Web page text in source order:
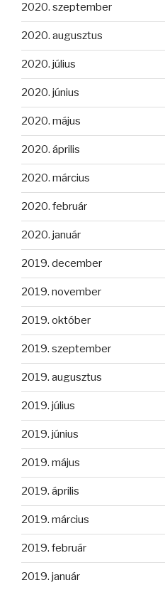
2020. szeptember
2020. augusztus
2020. július
2020. június
2020. május
2020. április
2020. március
2020. február
2020. január
2019. december
2019. november
2019. október
2019. szeptember
2019. augusztus
2019. július
2019. június
2019. május
2019. április
2019. március
2019. február
2019. január